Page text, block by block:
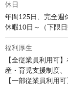
休日
年間125日、完全週
休暇10日～（下限
福利厚生
【全従業員利用可
産・育児支援制度
【一部従業員利用